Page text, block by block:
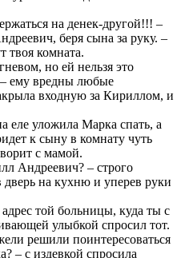
на денек-другой!!! –
беря сына за руку. –
твоя комната.
но ей нельзя это
ему вредны любые
входную за Кириллом, и
еле уложила Марка спать, а
к сыну в комнату чуть
с мамой.
Андреевич? – строго
на кухню и уперев руки
той больницы, куда ты с
улыбкой спросил тот.
решили поинтересоваться
– с издевкой спросила